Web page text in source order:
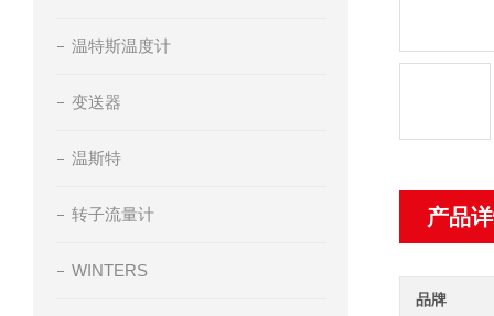
产品
品牌
温特斯温度计
变送器
温斯特
转子流量计
WINTERS